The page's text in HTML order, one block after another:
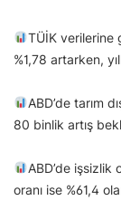
TÜİK verilerine
%1,78 artarken,
ABD’de tarım
80 binlik artış
ABD’de işsizlik
oranı ise %61,4